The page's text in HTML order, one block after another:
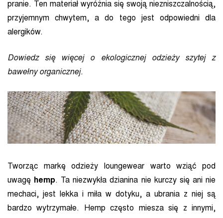
pranie. Ten materiał wyróżnia się swoją niezniszczalnością,
przyjemnym chwytem, a do tego jest odpowiedni dla
alergików.
Dowiedz się więcej o ekologicznej odzieży szytej z
bawełny organicznej.
Tworząc markę odzieży loungewear warto wziąć pod
uwagę
hemp. Ta niezwykła dzianina nie kurczy się ani nie
mechaci, jest lekka i miła w dotyku, a ubrania z niej są
bardzo wytrzymałe. Hemp często miesza się z innymi,